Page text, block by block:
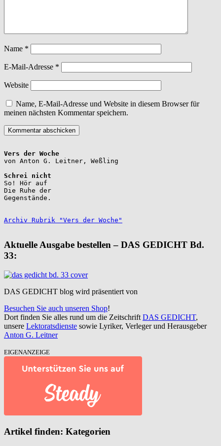
Name *
E-Mail-Adresse *
Website
Name, E-Mail-Adresse und Website in diesem Browser für
meinen nächsten Kommentar speichern.
Vers der Woche
Schrei nicht
So! Hör auf
Die Ruhe der
Gegenstände.
Archiv Rubrik "Vers der Woche"
Aktuelle Ausgabe bestellen – DAS GEDICHT Bd.
33:
DAS GEDICHT blog wird präsentiert von
Besuchen Sie auch unseren Shop!
Dort finden Sie alles rund um die Zeitschrift DAS GEDICHT,
unsere Lektoratsdienste sowie Lyriker, Verleger und Herausgeber
Anton G. Leitner
EIGENANZEIGE
Artikel finden: Kategorien